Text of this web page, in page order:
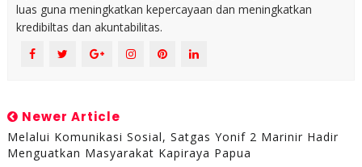
luas guna meningkatkan kepercayaan dan meningkatkan
kredibiltas dan akuntabilitas.
Newer Article
Melalui Komunikasi Sosial, Satgas Yonif 2 Marinir Hadir
Menguatkan Masyarakat Kapiraya Papua